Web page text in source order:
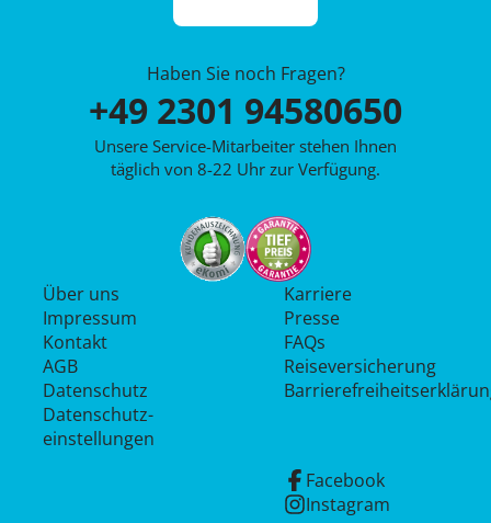
Haben Sie noch Fragen?
+49 2301 94580650
Unsere Service-Mitarbeiter stehen Ihnen
täglich von 8-22 Uhr zur Verfügung.
Über uns
Impressum
Kontakt
AGB
Datenschutz
Datenschutz­
einstellungen
Karriere
Presse
FAQs
Reiseversicherung
Facebook
Instagram